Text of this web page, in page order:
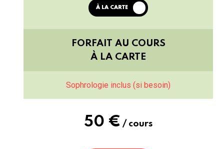
À LA CARTE
FORFAIT AU COURS
À LA CARTE
Sophrologie inclus (si besoin)
50 € / cours